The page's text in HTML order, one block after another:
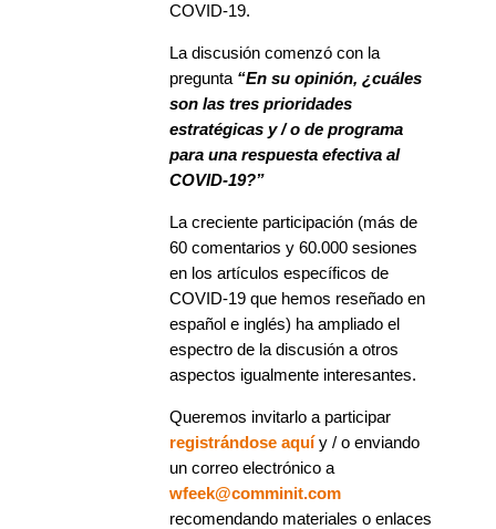
COVID-19.
La discusión comenzó con la
pregunta “En su opinión, ¿cuáles
son las tres prioridades
estratégicas y / o de programa
para una respuesta efectiva al
COVID-19?”
La creciente participación (más de
60 comentarios y 60.000 sesiones
en los artículos específicos de
COVID-19 que hemos reseñado en
español e inglés) ha ampliado el
espectro de la discusión a otros
aspectos igualmente interesantes.
Queremos invitarlo a participar
registrándose aquíy / o enviando
un correo electrónico a
wfeek@comminit.com
recomendando materiales o enlaces